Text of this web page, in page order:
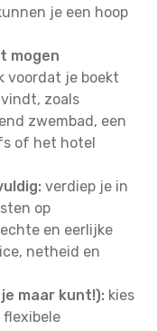
je een hoop
mogen
voordat je boekt
zoals
zwembad, een
of het hotel
verdiep je in
op
en eerlijke
netheid en
maar kunt!): kies
flexibele